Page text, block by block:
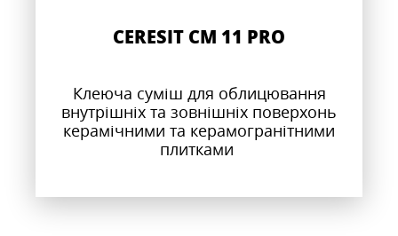
CERESIT CM 11 PRO
Клеюча суміш для облицювання
внутрішніх та зовнішніх поверхонь
керамічними та керамогранітними
плитками